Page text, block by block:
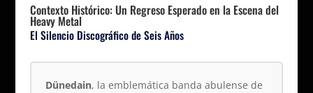
Contexto Histórico: Un Regreso Esperado en la Escena del
Heavy Metal
El Silencio Discográfico de Seis Años
Dünedain, la emblemática banda abulense de